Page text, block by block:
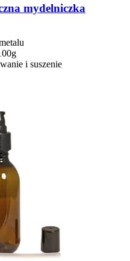
mydelniczka
i suszenie